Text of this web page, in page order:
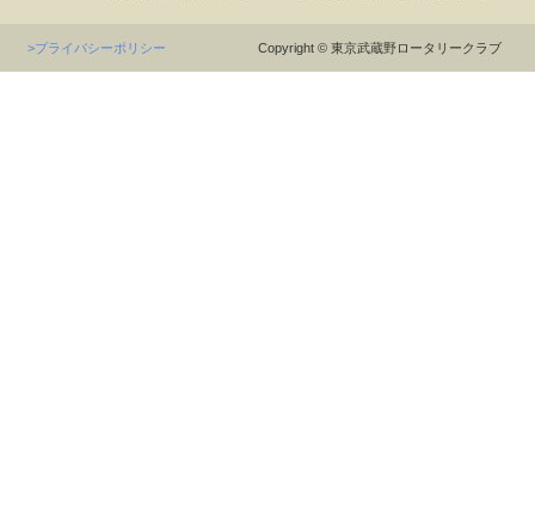
>プライバシーポリシー Copyright © 東京武蔵野ロータリークラブ